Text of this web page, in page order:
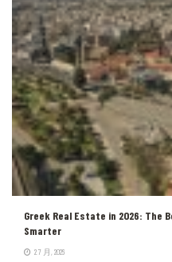
Greek Real Estate in 2026: The
Smarter
2 7 月, 2026